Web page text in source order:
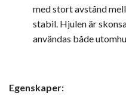
med stort avstånd
stabil. Hjulen är
användas både
Egenskaper: